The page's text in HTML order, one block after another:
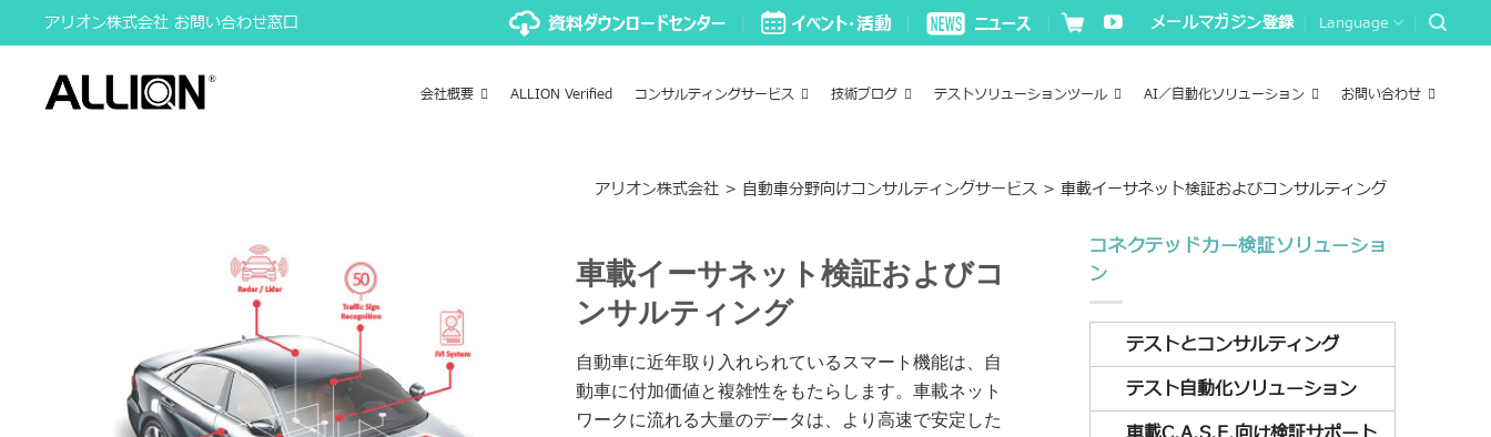
to
content
アリオン株式会社 お問い合わせ窓口 メールマガジン登録 Language
会社概要 ALLION Verified コンサルティングサービス 技術ブログ テストソリューションツール AI／自動化ソリューション お問い合わせ
アリオン株式会社> 自動車分野向けコンサルティングサービス> 車載イーサネット検証およびコンサルティング
車載イーサネット検証およびコ
ンサルティング
自動車に近年取り入れられているスマート機能は、自
動車に付加価値と複雑性をもたらします。車載ネット
ワークに流れる大量のデータは、より高速で安定した
コネクテッドカー検証ソリューショ
ン
テストとコンサルティング
テスト自動化ソリューション